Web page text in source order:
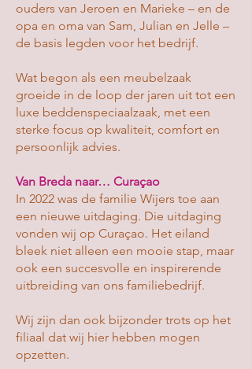
ouders van Jeroen en Marieke – en de
opa en oma van Sam, Julian en Jelle –
de basis legden voor het bedrijf.
Wat begon als een meubelzaak
groeide in de loop der jaren uit tot een
luxe beddenspeciaalzaak, met een
sterke focus op kwaliteit, comfort en
persoonlijk advies.
Van Breda naar… Curaçao
In 2022 was de familie Wijers toe aan
een nieuwe uitdaging. Die uitdaging
vonden wij op Curaçao. Het eiland
bleek niet alleen een mooie stap, maar
ook een succesvolle en inspirerende
uitbreiding van ons familiebedrijf.
Wij zijn dan ook bijzonder trots op het
filiaal dat wij hier hebben mogen
opzetten.